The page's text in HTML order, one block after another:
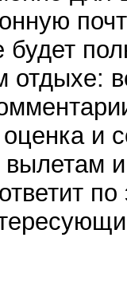
будет
отдыхе:
и
по